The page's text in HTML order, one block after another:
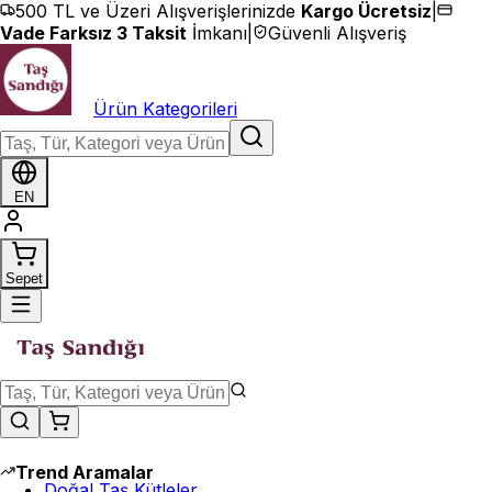
İçeriğe geç
500 TL ve Üzeri Alışverişlerinizde Kargo Ücretsiz
Vade Farksız 3 Taksit İmkanı Güvenli Alışveriş
Ürün Kategorileri
EN
Sepet
Trend Aramalar